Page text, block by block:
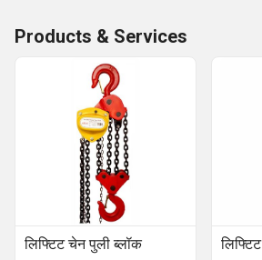
Products & Services
लिफ्टिट चेन पुली ब्लॉक